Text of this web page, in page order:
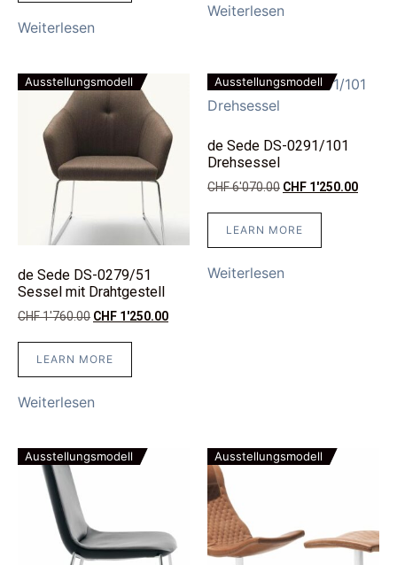
Weiterlesen
Weiterlesen
Ausstellungsmodell
de Sede DS-0279/51
Sessel mit Drahtgestell
CHF1'760.00 CHF 1'250.00
LEARN MORE
Weiterlesen
Ausstellungsmodell
de Sede DS-0291/101
Drehsessel
CHF6'070.00 CHF 1'250.00
LEARN MORE
Weiterlesen
Ausstellungsmodell Ausstellungsmodell